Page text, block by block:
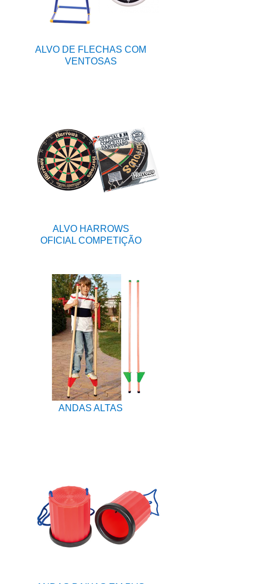
ALVO DE FLECHAS COM
VENTOSAS
ALVO HARROWS
OFICIAL COMPETIÇÃO
ANDAS ALTAS